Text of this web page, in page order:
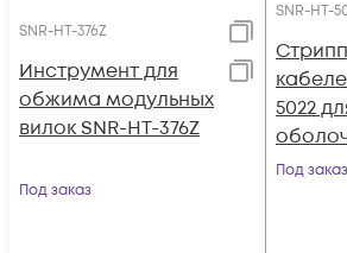
SNR-HT-376Z
Инструмент для
обжима модульных
вилок SNR-HT-376Z
Под заказ
SNR-HT-
5022
0,5...1,6
Под заказ